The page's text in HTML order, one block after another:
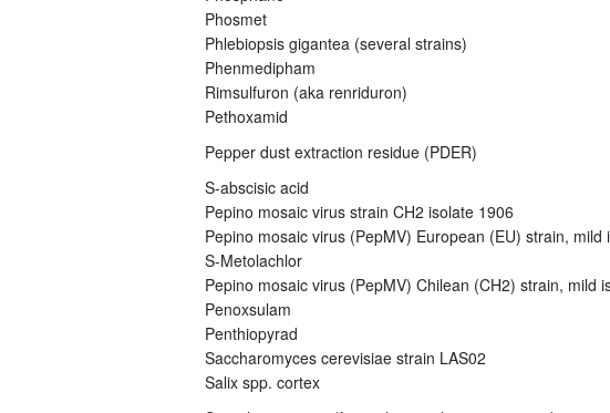
Phosmet
Phlebiopsis gigantea (several strains)
Phenmedipham
Rimsulfuron (aka renriduron)
Pethoxamid
Pepper dust extraction residue (PDER)
S-abscisic acid
Pepino mosaic virus strain CH2 isolate 1906
Pepino mosaic virus (PepMV) European (EU) strain, mild
S-Metolachlor
Pepino mosaic virus (PepMV) Chilean (CH2) strain, mild
Penoxsulam
Penthiopyrad
Saccharomyces cerevisiae strain LAS02
Salix spp. cortex